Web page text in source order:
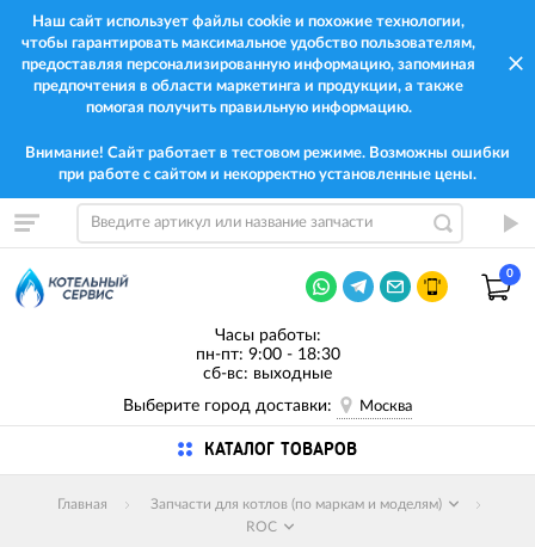
Наш сайт использует файлы cookie и похожие технологии,
чтобы гарантировать максимальное удобство пользователям,
предоставляя персонализированную информацию, запоминая
предпочтения в области маркетинга и продукции, а также
помогая получить правильную информацию.
Внимание! Сайт работает в тестовом режиме. Возможны ошибки
при работе с сайтом и некорректно установленные цены.
0
Часы работы:
пн-пт: 9:00 - 18:30
сб-вс: выходные
Выберите город доставки:
Москва
КАТАЛОГ ТОВАРОВ
Главная
Запчасти для котлов (по маркам и моделям)
ROC